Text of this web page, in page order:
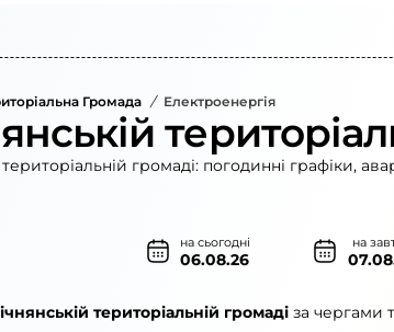
Громада / Електроенергія
громаді: погодинні графіки,
на сьогодні
06.08.26
на
територіальній громаді за чергами